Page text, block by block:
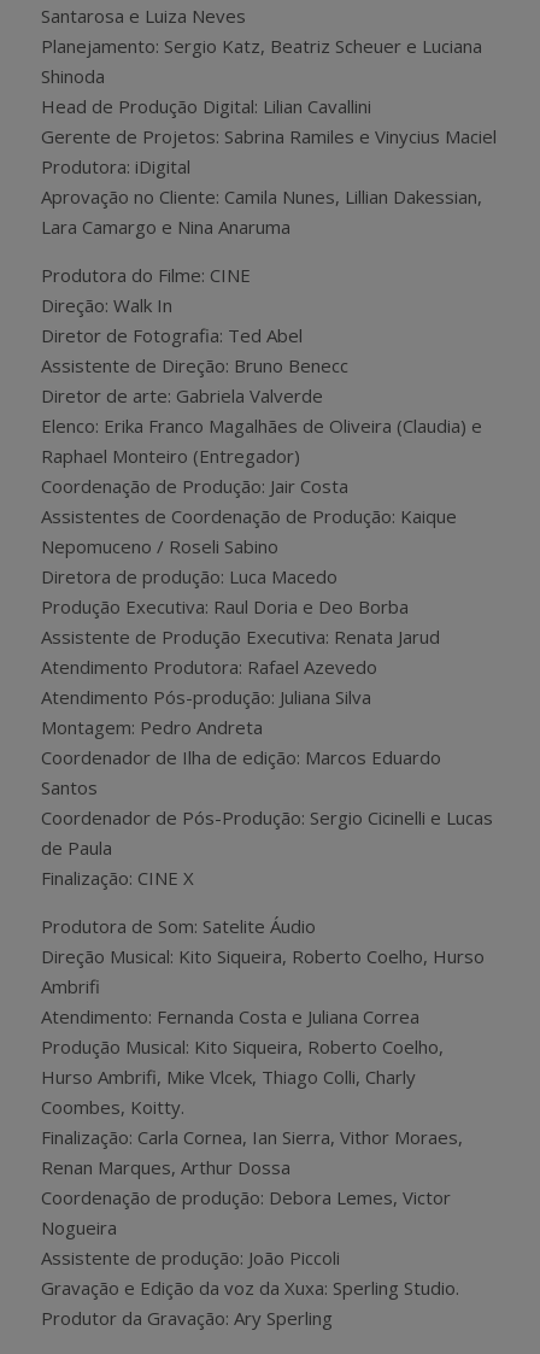
Santarosa e Luiza Neves
Planejamento: Sergio Katz, Beatriz Scheuer e Luciana
Shinoda
Head de Produção Digital: Lilian Cavallini
Gerente de Projetos: Sabrina Ramiles e Vinycius Maciel
Produtora: iDigital
Aprovação no Cliente: Camila Nunes, Lillian Dakessian,
Lara Camargo e Nina Anaruma
Produtora do Filme: CINE
Direção: Walk In
Diretor de Fotografia: Ted Abel
Assistente de Direção: Bruno Benecc
Diretor de arte: Gabriela Valverde
Elenco: Erika Franco Magalhães de Oliveira (Claudia) e
Raphael Monteiro (Entregador)
Coordenação de Produção: Jair Costa
Assistentes de Coordenação de Produção: Kaique
Nepomuceno / Roseli Sabino
Diretora de produção: Luca Macedo
Produção Executiva: Raul Doria e Deo Borba
Assistente de Produção Executiva: Renata Jarud
Atendimento Produtora: Rafael Azevedo
Atendimento Pós-produção: Juliana Silva
Montagem: Pedro Andreta
Coordenador de Ilha de edição: Marcos Eduardo
Santos
Coordenador de Pós-Produção: Sergio Cicinelli e Lucas
de Paula
Finalização: CINE X
Produtora de Som: Satelite Áudio
Direção Musical: Kito Siqueira, Roberto Coelho, Hurso
Ambrifi
Atendimento: Fernanda Costa e Juliana Correa
Produção Musical: Kito Siqueira, Roberto Coelho,
Hurso Ambrifi, Mike Vlcek, Thiago Colli, Charly
Coombes, Koitty.
Finalização: Carla Cornea, Ian Sierra, Vithor Moraes,
Renan Marques, Arthur Dossa
Coordenação de produção: Debora Lemes, Victor
Nogueira
Assistente de produção: João Piccoli
Gravação e Edição da voz da Xuxa: Sperling Studio.
Produtor da Gravação: Ary Sperling